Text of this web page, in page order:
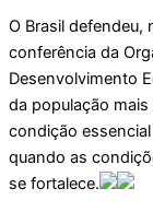
O Brasil defendeu,
conferência da
Desenvolvimento
da população
condição
quando as
se fortalece.